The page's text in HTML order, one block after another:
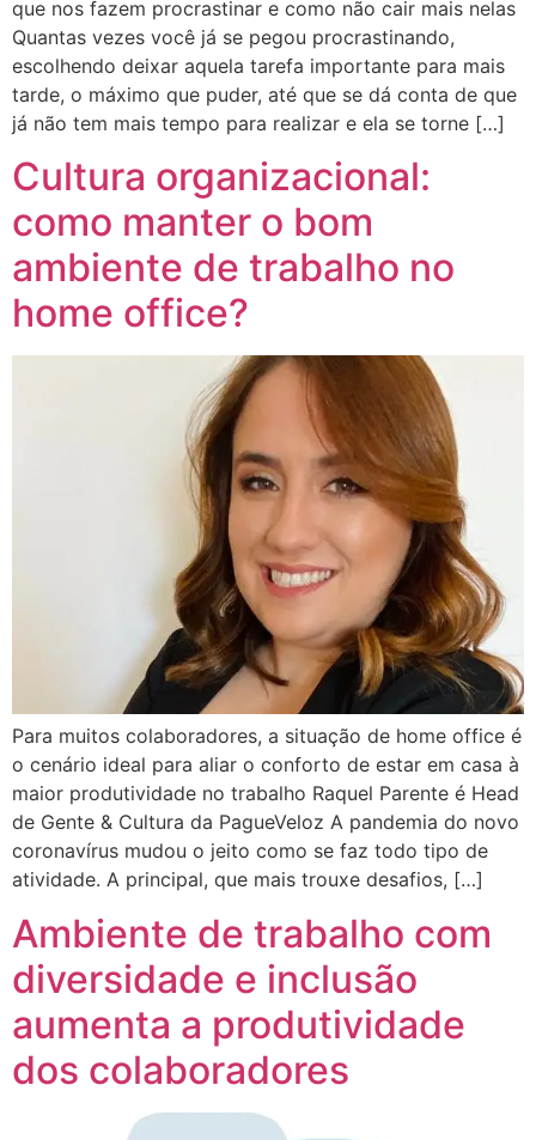
que nos fazem procrastinar e como não cair mais nelas
Quantas vezes você já se pegou procrastinando,
escolhendo deixar aquela tarefa importante para mais
tarde, o máximo que puder, até que se dá conta de que
já não tem mais tempo para realizar e ela se torne […]
Cultura organizacional:
como manter o bom
ambiente de trabalho no
home office?
Para muitos colaboradores, a situação de home office é
o cenário ideal para aliar o conforto de estar em casa à
maior produtividade no trabalho Raquel Parente é Head
de Gente & Cultura da PagueVeloz A pandemia do novo
coronavírus mudou o jeito como se faz todo tipo de
atividade. A principal, que mais trouxe desafios, […]
Ambiente de trabalho com
diversidade e inclusão
aumenta a produtividade
dos colaboradores